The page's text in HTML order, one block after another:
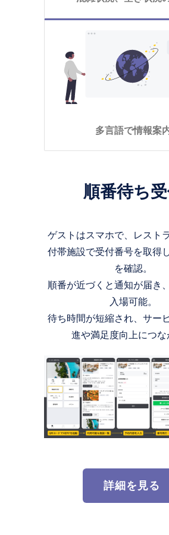
多言語で情報案
順番待ち
ゲストはスマホで、レスト
付帯施設で受付番号を取得
を確認。
順番が近づくと通知が届き
入場可能。
待ち時間が短縮され、サー
進や満足度向上につな
詳細を見る